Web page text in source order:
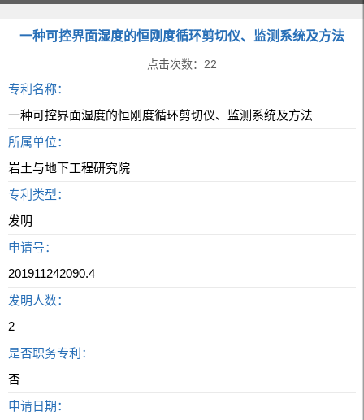
一种可控界面湿度的恒刚度循环剪切仪、监测系统及方法
点击次数： 22
专利名称：
一种可控界面湿度的恒刚度循环剪切仪、监测系统及方法
所属单位：
岩土与地下工程研究院
专利类型：
发明
申请号：
201911242090.4
发明人数：
2
是否职务专利：
否
申请日期：